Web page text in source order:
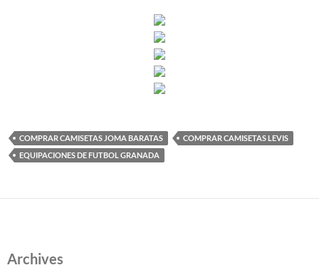
COMPRAR CAMISETAS JOMA BARATAS
COMPRAR CAMISETAS LEVIS
EQUIPACIONES DE FUTBOL GRANADA
Archives